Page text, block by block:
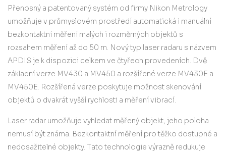
Přenosný a patentovaný systém od firmy Nikon Metrology
umožňuje v průmyslovém prostředí automatická i manuální
bezkontaktní měření malých i rozměrných objektů s
rozsahem měření až do 50 m. Nový typ laser radaru s názvem
APDIS je k dispozici celkem ve čtyřech provedeních. Dvě
základní verze MV430 a MV450 a rozšířené verze MV430E a
MV450E. Rozšířená verze poskytuje možnost skenování
objektů o dvakrát vyšší rychlosti a měření vibrací.
Laser radar umožňuje vyhledat měřený objekt, jeho poloha
nemusí být známa. Bezkontaktní měření pro těžko dostupné a
nedosažitelné objekty. Tato technologie výrazně redukuje